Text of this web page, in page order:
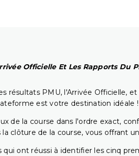
Officielle Et Les Rapports Du
résultats PMU, l'Arrivée Officielle,
est votre destination idéale !
de la course dans l'ordre exact,
clôture de la course, vous offrant
ont réussi à identifier les cinq